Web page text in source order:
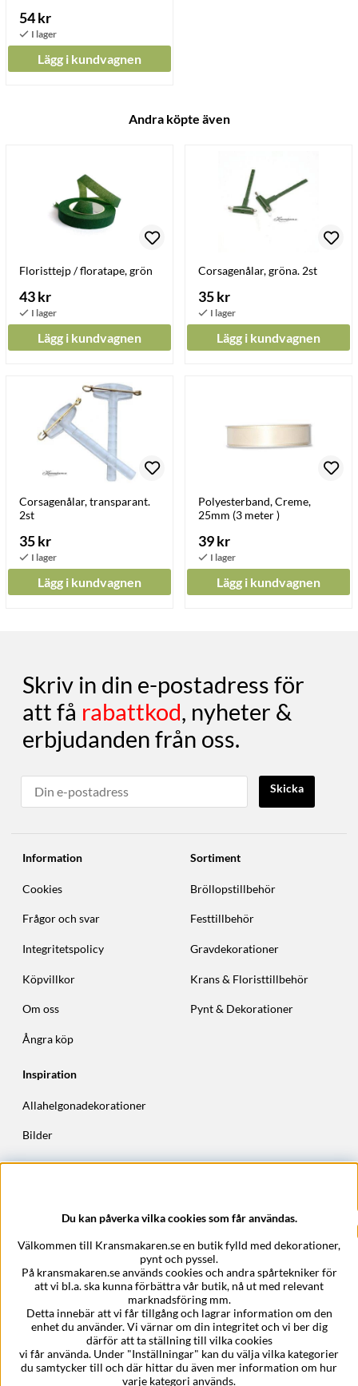
54 kr
Lägg i kundvagnen
Andra köpte även
Floristtejp / floratape, grön
43 kr
Lägg i kundvagnen
Corsagenålar, gröna. 2st
35 kr
Lägg i kundvagnen
Corsagenålar, transparant.
2st
35 kr
Lägg i kundvagnen
Polyesterband, Creme,
25mm (3 meter )
39 kr
Lägg i kundvagnen
Skriv in din e-postadress för
att få rabattkod, nyheter &
erbjudanden från oss.
Skicka
Information
Cookies
Frågor och svar
Integritetspolicy
Köpvillkor
Om oss
Ångra köp
Sortiment
Bröllopstillbehör
Festtillbehör
Gravdekorationer
Krans & Floristtillbehör
Pynt & Dekorationer
Inspiration
Allahelgonadekorationer
Bilder
Höstkransar
Epost:support@kransmakaren.se
Du kan påverka vilka cookies som får användas.
Välkommen till Kransmakaren.se en butik fylld med dekorationer,
pynt och pyssel.
På kransmakaren.se används cookies och andra spårtekniker för
att vi bl.a. ska kunna förbättra vår butik, nå ut med relevant
marknadsföring mm.
Detta innebär att vi får tillgång och lagrar information om den
enhet du använder. Vi värnar om din integritet och vi ber dig
därför att ta ställning till vilka cookies
vi får använda. Under "Inställningar" kan du välja vilka kategorier
du samtycker till och där hittar du även mer information om hur
varje kategori används.